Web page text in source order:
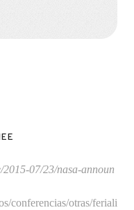
07/23/nasa-announ
conferencias/otras/feriali